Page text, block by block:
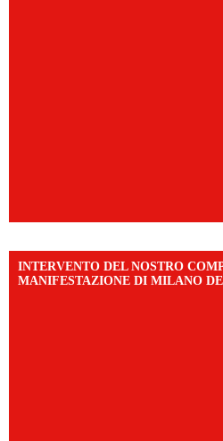
INTERVENTO DEL NOSTRO
MANIFESTAZIONE DI MILANO